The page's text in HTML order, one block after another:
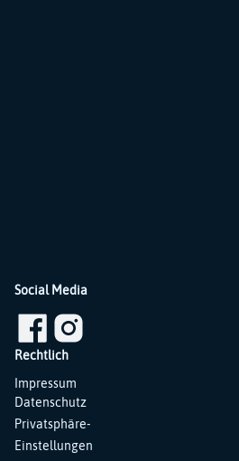
Social Media
Rechtlich
Navigation
überspringen
Impressum
Datenschutz
Privatsphäre-
Einstellungen